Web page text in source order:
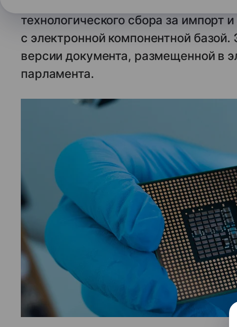
технологического сбора за импорт
с электронной компонентной базой.
версии документа, размещенной в
парламента.